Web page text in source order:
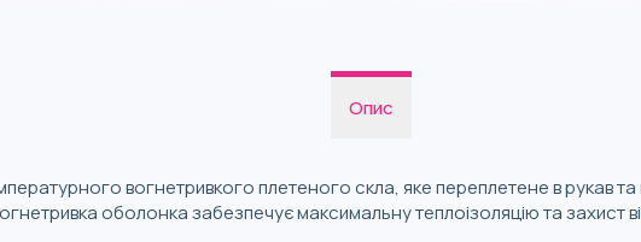
Опис
вогнетривкого плетеного скла, яке переплетене в рукав
оболонка забезпечує максимальну теплоізоляцію та захист